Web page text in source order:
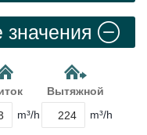
Вытяжной
m³/h m³/h